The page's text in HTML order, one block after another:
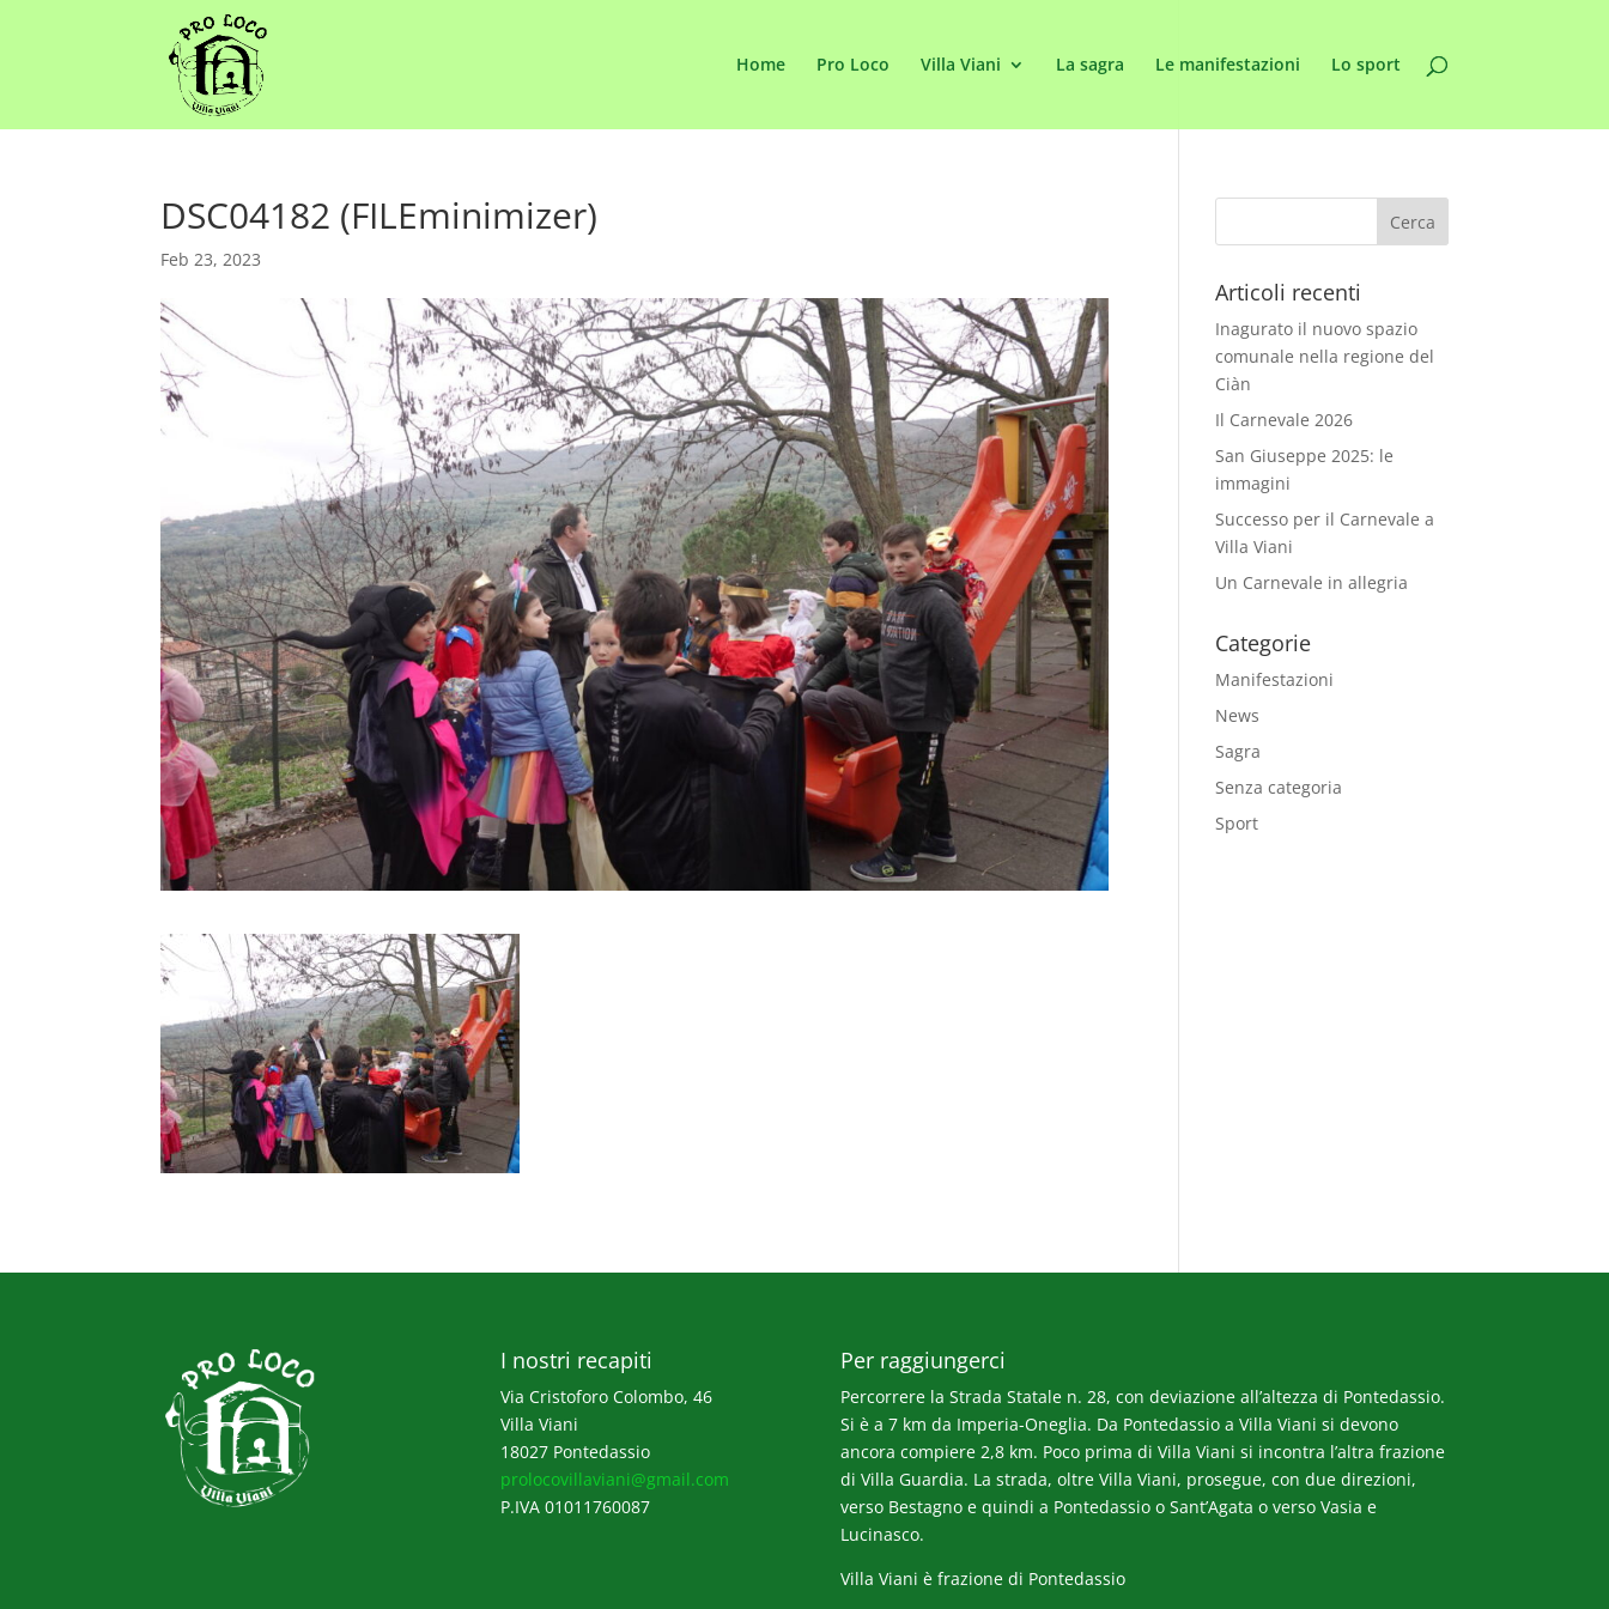
Home Pro Loco Villa Viani La sagra Le manifestazioni Lo sport
DSC04182 (FILEminimizer)
Feb 23, 2023
Articoli recenti
Inagurato il nuovo spazio
comunale nella regione del
Ciàn
Il Carnevale 2026
San Giuseppe 2025: le
immagini
Successo per il Carnevale a
Villa Viani
Un Carnevale in allegria
Categorie
Manifestazioni
News
Sagra
Senza categoria
Sport
I nostri recapiti
Via Cristoforo Colombo, 46
Villa Viani
18027 Pontedassio
prolocovillaviani@gmail.com
P.IVA 01011760087
Per raggiungerci
Percorrere la Strada Statale n. 28, con deviazione all’altezza di Pontedassio.
Si è a 7 km da Imperia-Oneglia. Da Pontedassio a Villa Viani si devono
ancora compiere 2,8 km. Poco prima di Villa Viani si incontra l’altra frazione
di Villa Guardia. La strada, oltre Villa Viani, prosegue, con due direzioni,
verso Bestagno e quindi a Pontedassio o Sant’Agata o verso Vasia e
Lucinasco.
Villa Viani è frazione di Pontedassio